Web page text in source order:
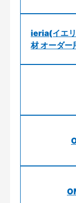
ieria(イエ
材 オーダー